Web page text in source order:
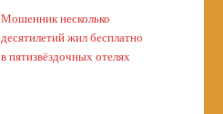
Мошенник несколько
десятилетий жил бесплатно
в пятизвёздочных отелях